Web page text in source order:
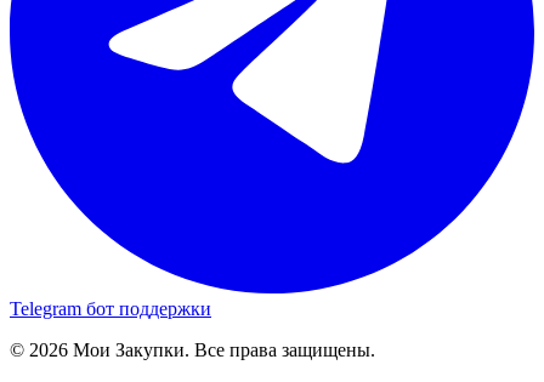
Telegram бот поддержки
© 2026 Мои Закупки. Все права защищены.